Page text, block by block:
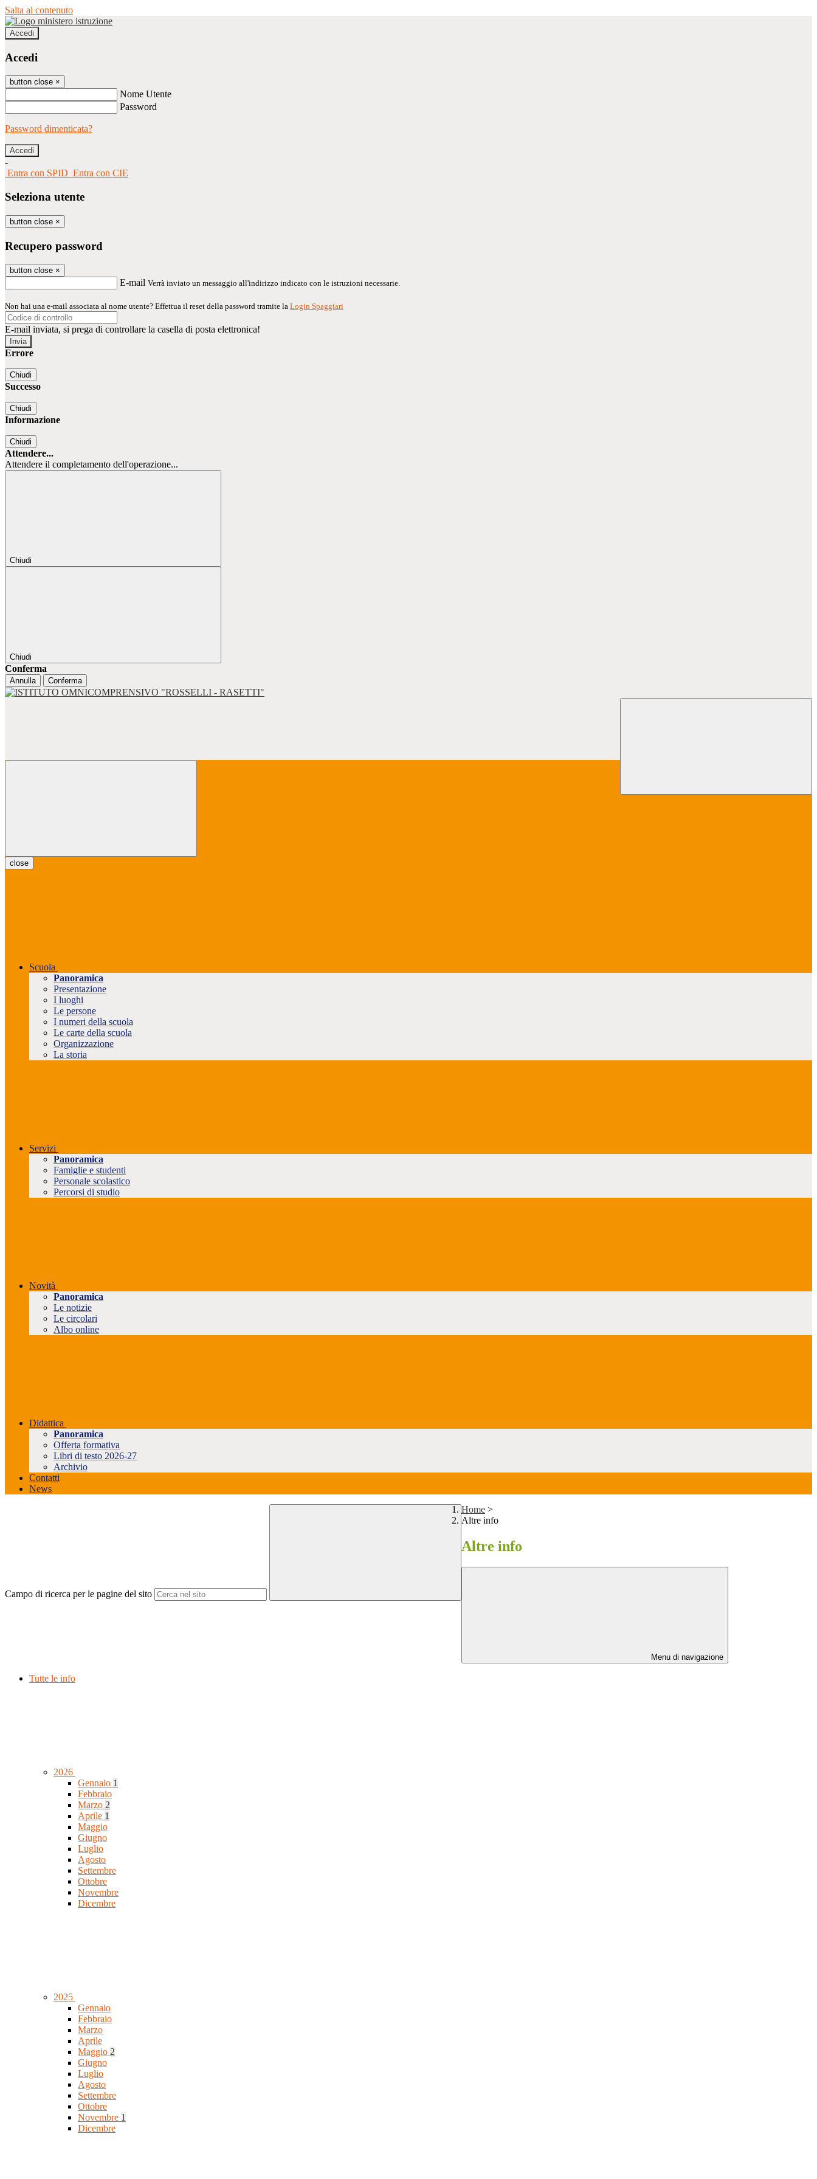
Salta al contenuto
Accedi
Accedi
button close ×
Nome Utente
Password
Password dimenticata?
-
Entra con SPID Entra con CIE
Seleziona utente
button close ×
Recupero password
button close ×
E-mail Verrà inviato un messaggio all'indirizzo indicato con le istruzioni necessarie.
Non hai una e-mail associata al nome utente? Effettua il reset della password tramite la Login Spaggiari
E-mail inviata, si prega di controllare la casella di posta elettronica!
Errore
Chiudi
Successo
Chiudi
Informazione
Chiudi
Attendere...
Attendere il completamento dell'operazione...
Chiudi
Chiudi
Conferma
Annulla Conferma
close
Scuola
Panoramica
Presentazione
I luoghi
Le persone
I numeri della scuola
Le carte della scuola
Organizzazione
La storia
Servizi
Panoramica
Famiglie e studenti
Personale scolastico
Percorsi di studio
Novità
Panoramica
Le notizie
Le circolari
Albo online
Didattica
Panoramica
Offerta formativa
Libri di testo 2026-27
Archivio
Contatti
News
Campo di ricerca per le pagine del sito
Home >
Altre info
Altre info
Menu di navigazione
Tutte le info
2026
Gennaio 1
Febbraio
Marzo 2
Aprile 1
Maggio
Giugno
Luglio
Agosto
Settembre
Ottobre
Novembre
Dicembre
2025
Gennaio
Febbraio
Marzo
Aprile
Maggio 2
Giugno
Luglio
Agosto
Settembre
Ottobre
Novembre 1
Dicembre